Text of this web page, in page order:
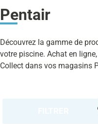
Pentair
Découvrez la gamme de
votre piscine. Achat en
Collect dans vos magasins